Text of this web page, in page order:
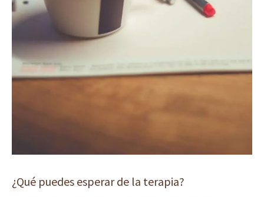
¿Qué puedes esperar de la terapia?